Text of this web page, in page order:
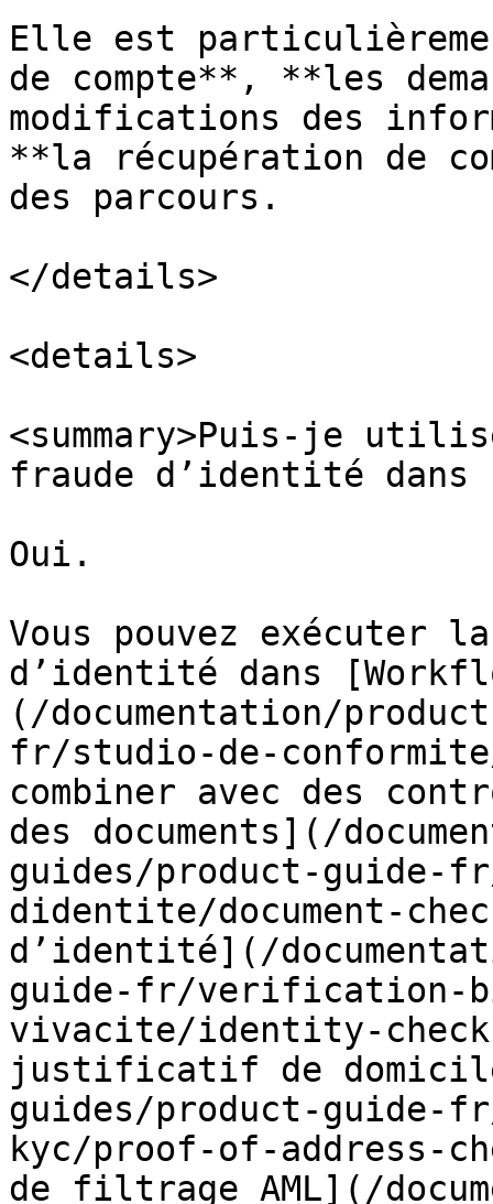
Elle est
de compte**, **les
modifications des
**la récupération de
des parcours.
</details>
<details>
<summary>Puis-je
fraude d’identité dans
Oui.
Vous pouvez exécuter
d’identité dans
(/documentation/
fr/studio-de-
combiner avec des
des documents](/
guides/product-
didentite/document-
d’identité](/
guide-fr/verification-
vivacite/identity-
justificatif de
guides/product-guide-
kyc/proof-of-address-
de filtrage AML](/